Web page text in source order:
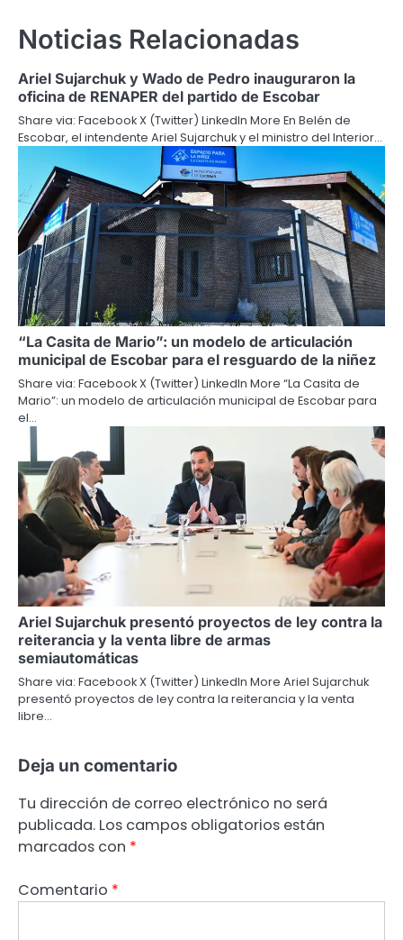
Noticias Relacionadas
Ariel Sujarchuk y Wado de Pedro inauguraron la
oficina de RENAPER del partido de Escobar
Share via: Facebook X (Twitter) LinkedIn More En Belén de
Escobar, el intendente Ariel Sujarchuk y el ministro del Interior…
“La Casita de Mario”: un modelo de articulación
municipal de Escobar para el resguardo de la niñez
Share via: Facebook X (Twitter) LinkedIn More “La Casita de
Mario”: un modelo de articulación municipal de Escobar para
el…
Ariel Sujarchuk presentó proyectos de ley contra la
reiterancia y la venta libre de armas
semiautomáticas
Share via: Facebook X (Twitter) LinkedIn More Ariel Sujarchuk
presentó proyectos de ley contra la reiterancia y la venta
libre…
Deja un comentario
Tu dirección de correo electrónico no será
publicada. Los campos obligatorios están
marcados con *
Comentario *